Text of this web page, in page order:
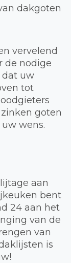
dakgoten
vervelend
de nodige
dat uw
tot
goten
wens.
aan
bent
24 aan het
van de
van
is